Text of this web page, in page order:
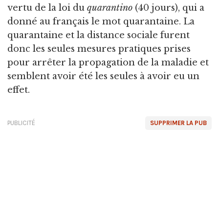
vertu de la loi du quarantino (40 jours), qui a
donné au français le mot quarantaine. La
quarantaine et la distance sociale furent
donc les seules mesures pratiques prises
pour arrêter la propagation de la maladie et
semblent avoir été les seules à avoir eu un
effet.
SUPPRIMER LA PUB
PUBLICITÉ